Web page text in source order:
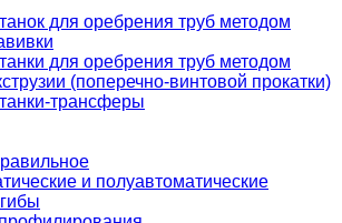
для оребрения труб методом
для оребрения труб методом
(поперечно-винтовой прокатки)
трансферы
и полуавтоматические